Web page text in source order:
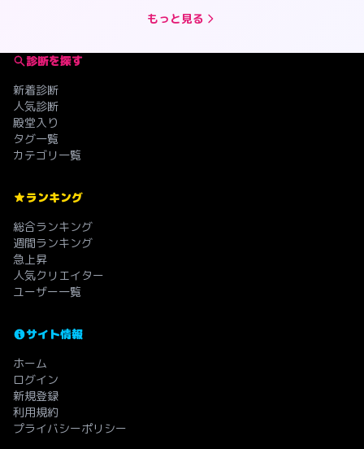
もっと見る
診断を探す
新着診断
人気診断
殿堂入り
タグ一覧
カテゴリ一覧
ランキング
総合ランキング
週間ランキング
急上昇
人気クリエイター
ユーザー一覧
サイト情報
ホーム
ログイン
新規登録
利用規約
プライバシーポリシー